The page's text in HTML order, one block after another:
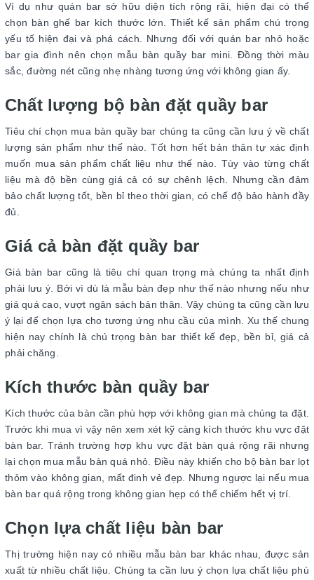
Ví dụ như quán bar sở hữu diện tích rộng rãi, hiện đại có thể
chọn bàn ghế bar kích thước lớn. Thiết kế sản phẩm chú trọng
yếu tố hiện đại và phá cách. Nhưng đối với quán bar nhỏ hoặc
bar gia đình nên chọn mẫu bàn quầy bar mini. Đồng thời màu
sắc, đường nét cũng nhẹ nhàng tương ứng với không gian ấy.
Chất lượng bộ bàn đặt quầy bar
Tiêu chí chọn mua bàn quầy bar chúng ta cũng cần lưu ý về chất
lượng sản phẩm như thế nào. Tốt hơn hết bản thân tự xác định
muốn mua sản phẩm chất liệu như thế nào. Tùy vào từng chất
liệu mà độ bền cùng giá cả có sự chênh lệch. Nhưng cần đảm
bảo chất lượng tốt, bền bỉ theo thời gian, có chế độ bảo hành đầy
đủ.
Giá cả bàn đặt quầy bar
Giá bàn bar cũng là tiêu chí quan trọng mà chúng ta nhất định
phải lưu ý. Bởi vì dù là mẫu bàn đẹp như thế nào nhưng nếu như
giá quá cao, vượt ngân sách bản thân. Vậy chúng ta cũng cần lưu
ý lại để chọn lựa cho tương ứng nhu cầu của mình. Xu thế chung
hiện nay chính là chú trọng bàn bar thiết kế đẹp, bền bỉ, giá cả
phải chăng.
Kích thước bàn quầy bar
Kích thước của bàn cần phù hợp với không gian mà chúng ta đặt.
Trước khi mua vì vậy nên xem xét kỹ càng kích thước khu vực đặt
bàn bar. Tránh trường hợp khu vực đặt bàn quá rộng rãi nhưng
lại chọn mua mẫu bàn quá nhỏ. Điều này khiến cho bộ bàn bar lọt
thỏm vào không gian, mất đinh vẻ đẹp. Nhưng ngược lại nếu mua
bàn bar quá rộng trong không gian hẹp có thể chiếm hết vị trí.
Chọn lựa chất liệu bàn bar
Thị trường hiện nay có nhiều mẫu bàn bar khác nhau, được sản
xuất từ nhiều chất liệu. Chúng ta cần lưu ý chọn lựa chất liệu phù